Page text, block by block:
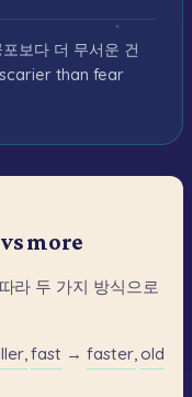
보다 더 무서운 건
scarier than fear
more
따라 두 가지 방식으로
fast → faster, old